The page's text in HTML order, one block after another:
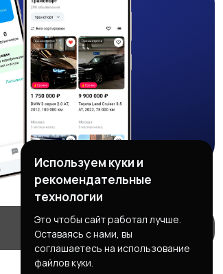
Используем куки и
рекомендательные
технологии
Это чтобы сайт работал лучше.
Оставаясь с нами, вы
соглашаетесь на использование
файлов куки.